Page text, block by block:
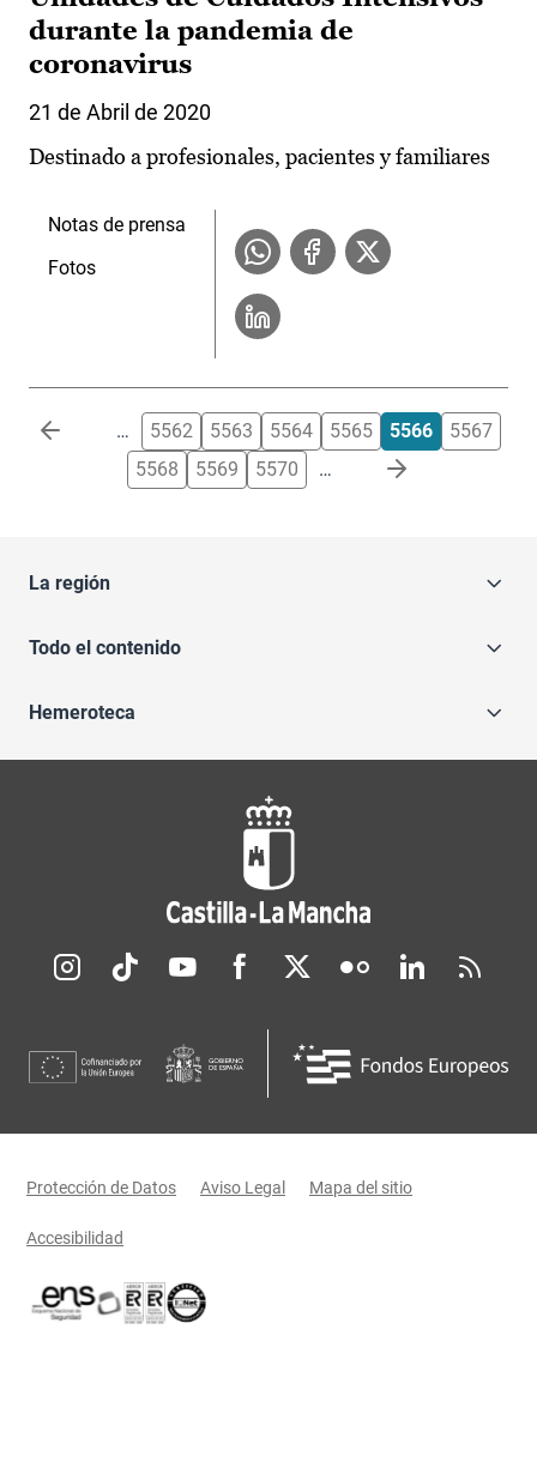
durante la pandemia de
coronavirus
21 de Abril de 2020
Destinado a profesionales, pacientes y familiares
Notas de prensa
Fotos
Paginación … 5562 5563 5564 5565 5566
5567
5568
5569 5570 …
La región
Todo el contenido
Hemeroteca
Redes sociales JCCM
Menú legal
Protección de Datos Aviso Legal Mapa del sitio
Accesibilidad